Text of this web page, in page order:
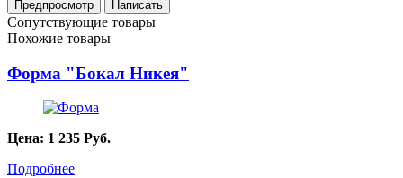
Сопутствующие товары
Похожие товары
Форма "Бокал Никея"
Цена: 1 235 Руб.
Подробнее